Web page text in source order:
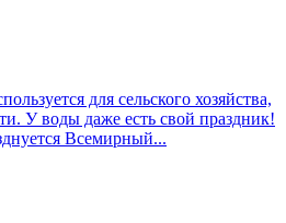
для сельского хозяйства,
У воды даже есть свой праздник!
Всемирный...